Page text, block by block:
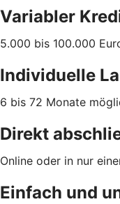
Variabler
5.000 bis 100.000
Individuelle
6 bis 72 Monate
Direkt
Online oder in nur
Einfach und